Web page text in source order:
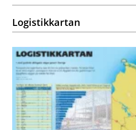
Logistikkartan